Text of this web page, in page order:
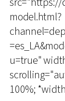
model.html?
u=true"
100%;